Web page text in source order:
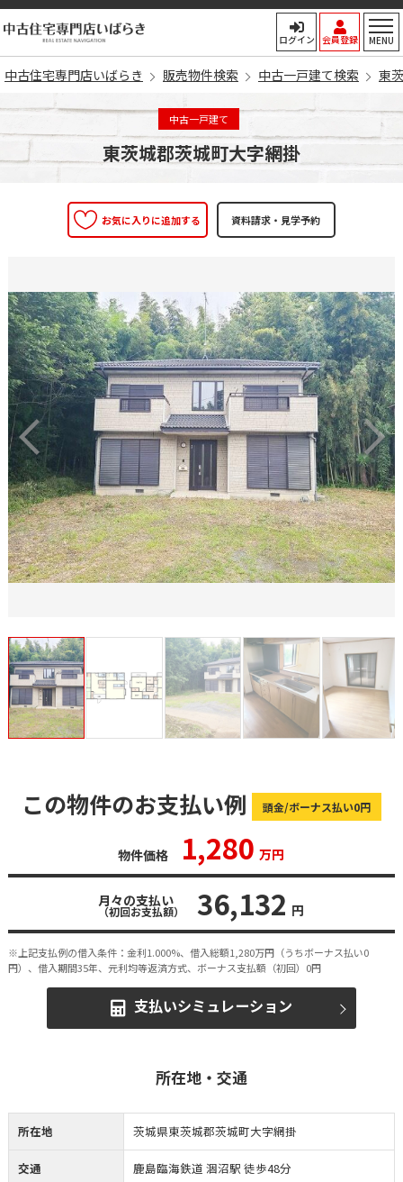
中古住宅専門店いばらき
ログイン 会員登録 MENU
中古住宅専門店いばらき 販売物件検索 中古一戸建て検索 東
中古一戸建て
東茨城郡茨城町大字網掛
お気に入りに追加する
この物件のお支払い例 頭金/ボーナス払い0円
物件価格 1,280 万円
月々の支払い
（初回お支払額） 36,132 円
※上記支払例の借入条件：金利1.000%、借入総額1,280万円（うちボーナス払い0
円）、借入期間35年、元利均等返済方式、ボーナス支払額（初回）0円
支払いシミュレーション
所在地・交通
所在地 茨城県東茨城郡茨城町大字網掛
交通 鹿島臨海鉄道 涸沼駅 徒歩48分